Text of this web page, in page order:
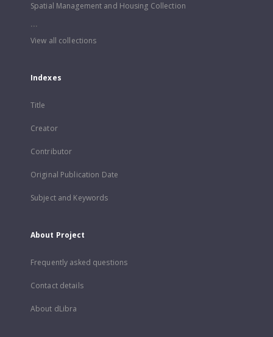
Spatial Management and Housing Collection
...
View all collections
Indexes
Title
Creator
Contributor
Original Publication Date
Subject and Keywords
About Project
Frequently asked questions
Contact details
About dLibra